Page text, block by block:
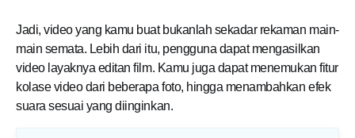
Jadi, video yang kamu buat bukanlah sekadar rekaman main-
main semata. Lebih dari itu, pengguna dapat mengasilkan
video layaknya editan film. Kamu juga dapat menemukan fitur
kolase video dari beberapa foto, hingga menambahkan efek
suara sesuai yang diinginkan.